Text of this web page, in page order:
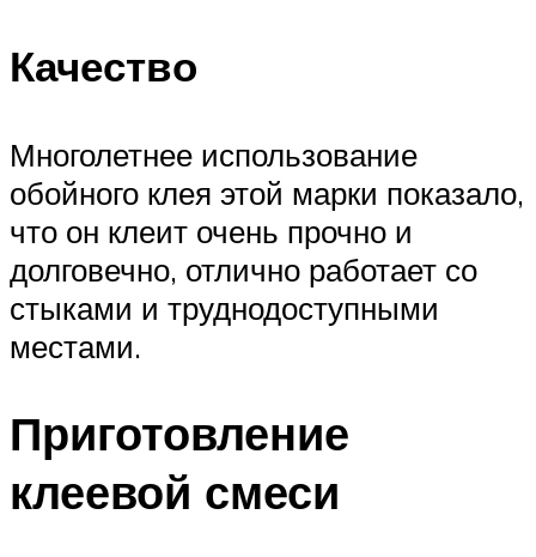
Качество
Многолетнее использование
обойного клея этой марки показало,
что он клеит очень прочно и
долговечно, отлично работает со
стыками и труднодоступными
местами.
Приготовление
клеевой смеси